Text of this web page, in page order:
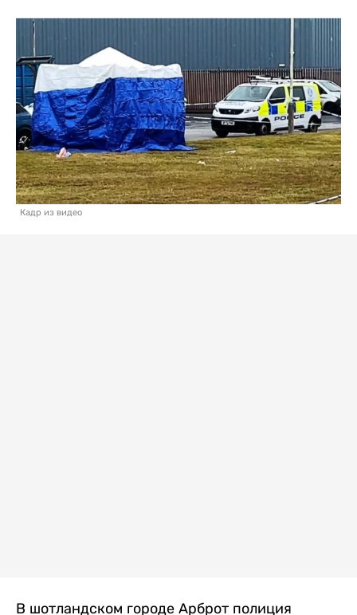
Кадр из видео
В шотландском городе Арброт полиция